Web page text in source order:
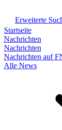
Erweiterte
Startseite
Nachrichten
Nachrichten
Nachrichten auf
Alle News